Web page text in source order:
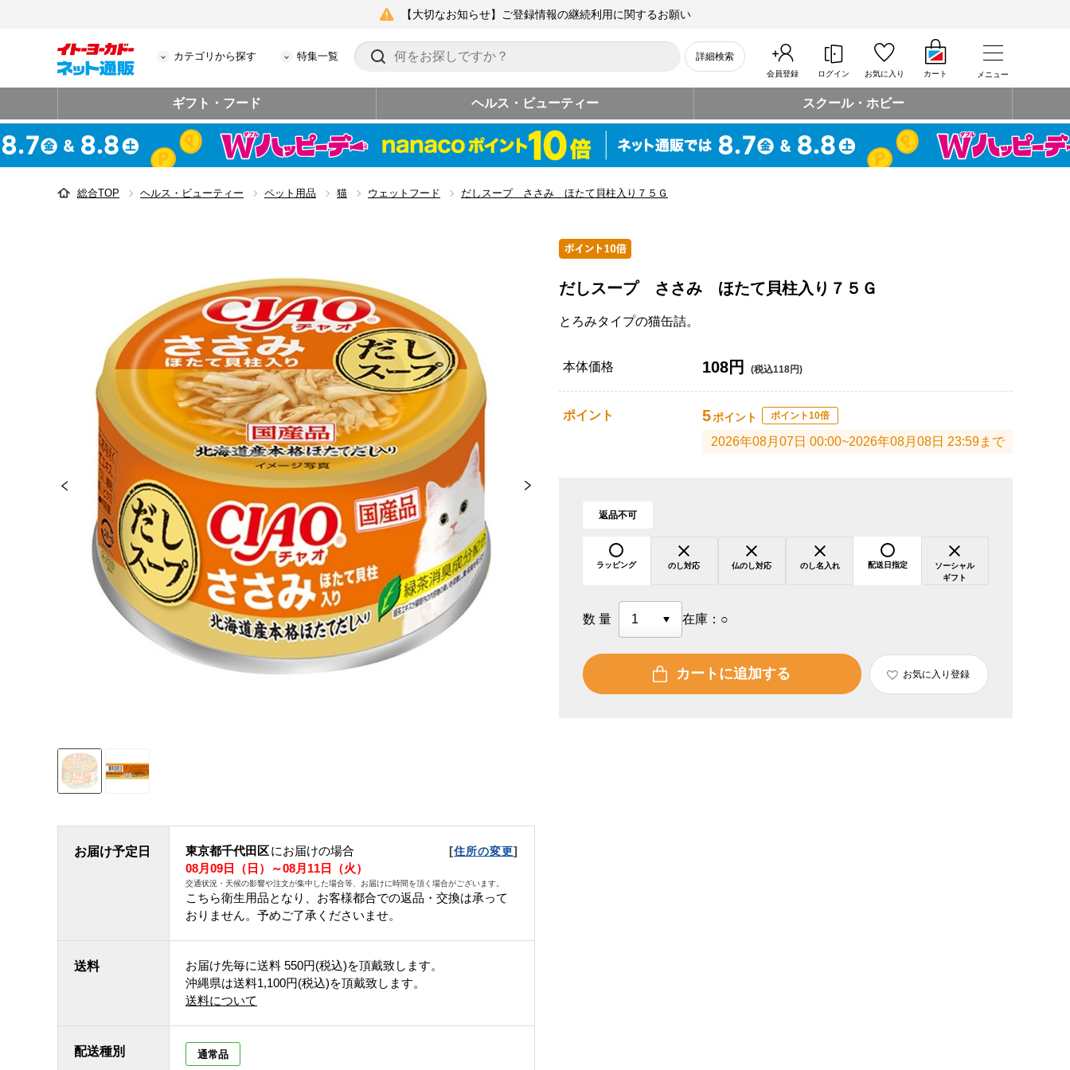
【大切なお知らせ】ご登録情報の継続利用に関するお願い
カテゴリから探す 特集一覧 詳細検索
会員登録 ログイン お気に入り カート メニュー
ギフト・フード ヘルス・ビューティー スクール・ホビー
総合TOP ヘルス・ビューティー ペット用品 猫 ウェットフード だしスープ ささみ ほたて貝柱入り７５Ｇ
お届け予定日 東京都千代田区にお届けの場合 [住所の変更]
08月09日（日）～08月11日（火）
交通状況・天候の影響や注文が集中した場合等、お届けに時間を頂く場合がございます。
こちら衛生用品となり、お客様都合での返品・交換は承って
おりません。予めご了承くださいませ。
送料 お届け先毎に送料 550円(税込)を頂戴致します。
沖縄県は送料1,100円(税込)を頂戴致します。
送料について
配送種別 通常品
だしスープ ささみ ほたて貝柱入り７５Ｇ
とろみタイプの猫缶詰。
本体価格 108円 (税込118円)
ポイント 5ポイント ポイント10倍
2026年08月07日 00:00~2026年08月08日 23:59まで
返品不可
ラッピング のし対応 仏のし対応 のし名入れ 配送日指定
ソーシャル
ギフト
数量 在庫： ○
カートに追加する お気に入り登録